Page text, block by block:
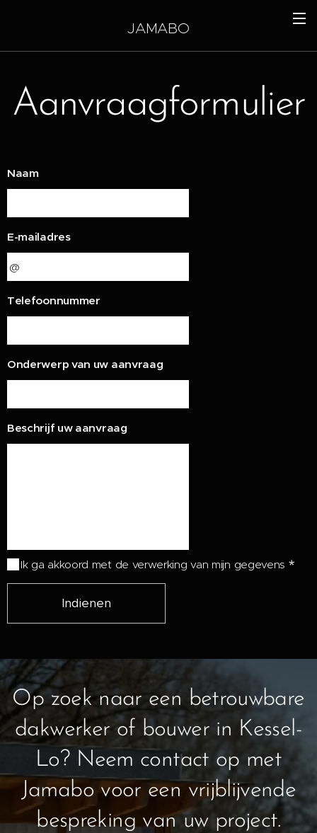
JAMABO
Aanvraagformulier
Naam
E-mailadres
Telefoonnummer
Onderwerp van uw aanvraag
Beschrijf uw aanvraag
Ik ga akkoord met de verwerking van mijn gegevens
Indienen
Op zoek naar een betrouwbare
dakwerker of bouwer in Kessel-
Lo? Neem contact op met
Jamabo voor een vrijblijvende
bespreking van uw project.